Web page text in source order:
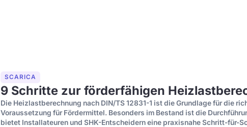
SCARICA
9 Schritte zur förderfähigen
Die Heizlastberechnung nach DIN/TS 12831-1 ist die Grundlage für die
Voraussetzung für Fördermittel. Besonders im Bestand ist die
bietet Installateuren und SHK-Entscheidern eine praxisnahe Schritt-für-